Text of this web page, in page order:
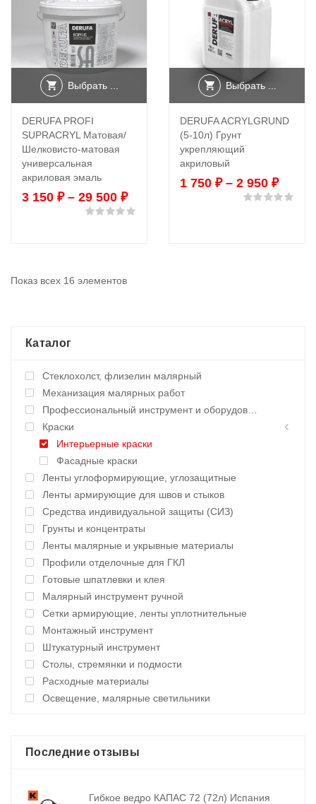
Выбрать ...
DERUFA PROFI
SUPRACRYL Матовая/
Шелковисто-матовая
универсальная
акриловая эмаль
3 150 ₽– 29 500 ₽
Выбрать ...
DERUFA ACRYLGRUND
(5-10л) Грунт
укрепляющий
акриловый
1 750 ₽– 2 950 ₽
Показ всех 16 элементов
Каталог
Стеклохолст, флизелин малярный
Механизация малярных работ
Профессиональный инструмент и оборудование
Краски
Интерьерные краски
Фасадные краски
Ленты углоформирующие, углозащитные
Ленты армирующие для швов и стыков
Средства индивидуальной защиты (СИЗ)
Грунты и концентраты
Ленты малярные и укрывные материалы
Профили отделочные для ГКЛ
Готовые шпатлевки и клея
Малярный инструмент ручной
Сетки армирующие, ленты уплотнительные
Монтажный инструмент
Штукатурный инструмент
Столы, стремянки и подмости
Расходные материалы
Освещение, малярные светильники
Последние отзывы
Гибкое ведро КАПАС 72 (72л) Испания